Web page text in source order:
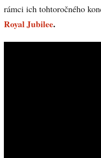
rámci ich tohtoročného
Royal Jubilee.